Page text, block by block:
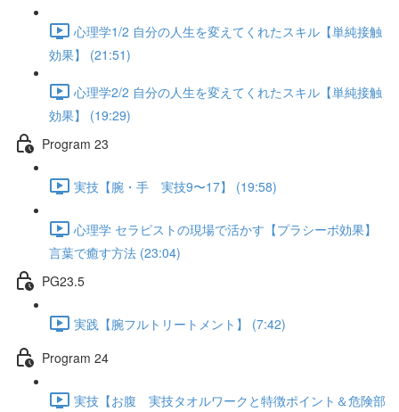
心理学1/2 自分の人生を変えてくれたスキル【単純接触
効果】 (21:51)
心理学2/2 自分の人生を変えてくれたスキル【単純接触
効果】 (19:29)
Program 23
実技【腕・手 実技9〜17】 (19:58)
心理学 セラピストの現場で活かす【プラシーボ効果】
言葉で癒す方法 (23:04)
PG23.5
実践【腕フルトリートメント】 (7:42)
Program 24
実技【お腹 実技タオルワークと特徴ポイント＆危険部